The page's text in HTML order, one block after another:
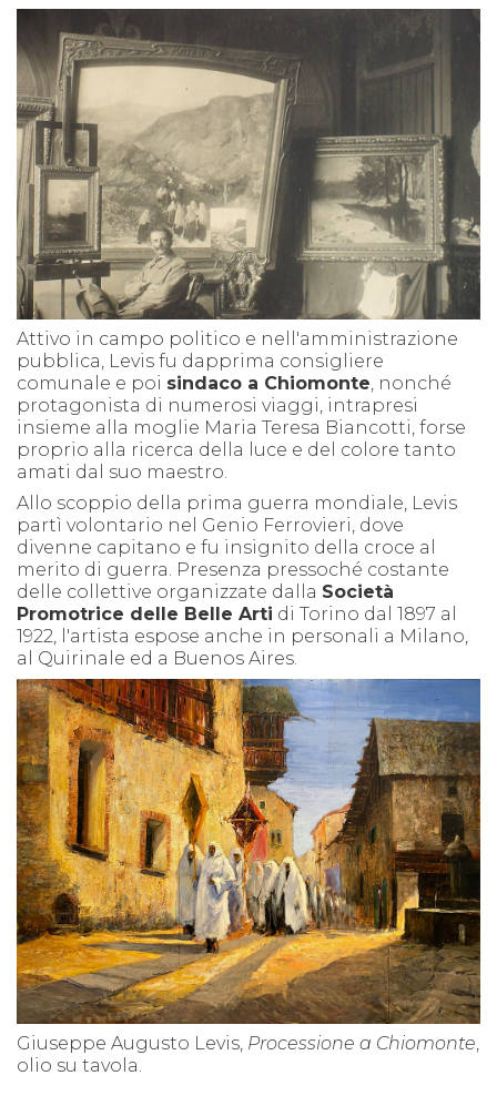
Attivo in campo politico e nell'amministrazione
pubblica, Levis fu dapprima consigliere
comunale e poi sindaco a Chiomonte , nonché
protagonista di numerosi viaggi, intrapresi
insieme alla moglie Maria Teresa Biancotti, forse
proprio alla ricerca della luce e del colore tanto
amati dal suo maestro.
Allo scoppio della prima guerra mondiale, Levis
partì volontario nel Genio Ferrovieri, dove
divenne capitano e fu insignito della croce al
merito di guerra. Presenza pressoché costante
delle collettive organizzate dalla Società
Promotrice delle Belle Arti di Torino dal 1897 al
1922, l'artista espose anche in personali a Milano,
al Quirinale ed a Buenos Aires.
Giuseppe Augusto Levis, Processione a Chiomonte,
olio su tavola.